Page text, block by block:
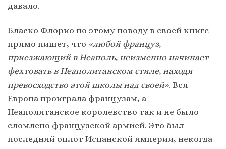
давало.
Бласко Флорио по этому поводу в своей книге
прямо пишет, что «любой француз,
приезжающий в Неаполь, неизменно начинает
фехтовать в Неаполитанском стиле, находя
превосходство этой школы над своей». Вся
Европа проиграла французам, а
Неаполитанское королевство так и не было
сломлено французской армией. Это был
последний оплот Испанской империи, некогда